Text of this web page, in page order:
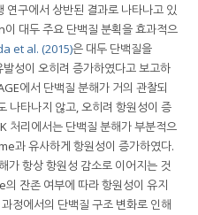
연구에서 상반된 결과로 나타나고 있
대두 주요 단백질 분획을 효과적으
et al. (2015)은 대두 단백질을
성이 오히려 증가하였다고 보고하
에서 단백질 분해가 거의 관찰되
나타나지 않고, 오히려 항원성이 증
리에서는 단백질 분해가 부분적으
과 유사하게 항원성이 증가하였다.
가 항상 항원성 감소로 이어지는 것
잔존 여부에 따라 항원성이 유지
정에서의 단백질 구조 변화로 인해